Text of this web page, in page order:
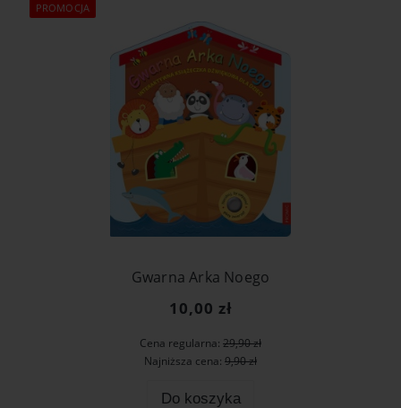
Gwarna Arka Noego
10,00 zł
Cena regularna: 29,90 zł
Najniższa cena: 9,90 zł
Do koszyka
PROMOCJA